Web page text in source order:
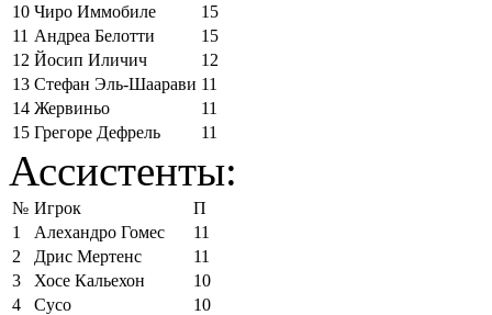
10 Чиро Иммобиле
15
11 Андреа Белотти
15
12 Йосип Иличич
12
13 Стефан Эль-Шаарави 11
14 Жервиньо
11
15 Грегоре Дефрель 11
Ассистенты:
№ Игрок
П
1
Алехандро Гомес
11
2
Дрис Мертенс
11
3
Хосе Кальехон
10
4
Сусо
10